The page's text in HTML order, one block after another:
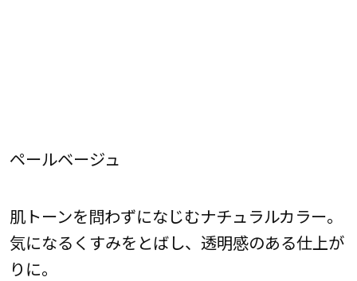
ペールベージュ
肌トーンを問わずになじむナチュラルカラー。
気になるくすみをとばし、透明感のある仕上が
りに。